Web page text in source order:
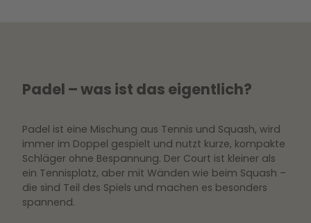
Padel – was ist das eigentlich?
Padel ist eine Mischung aus Tennis und Squash, wird
immer im Doppel gespielt und nutzt kurze, kompakte
Schläger ohne Bespannung. Der Court ist kleiner als
ein Tennisplatz, aber mit Wänden wie beim Squash –
die sind Teil des Spiels und machen es besonders
spannend.